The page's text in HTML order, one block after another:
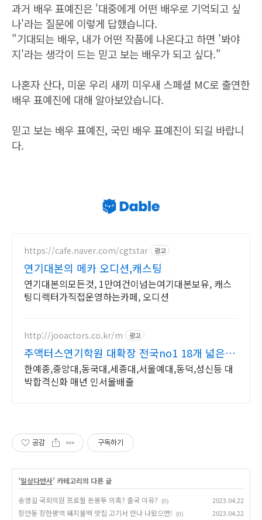
과거 배우 표예진은 '대중에게 어떤 배우로 기억되고 싶
나'라는 질문에 이렇게 답했습니다.
"기대되는 배우, 내가 어떤 작품에 나온다고 하면 '봐야
지'라는 생각이 드는 믿고 보는 배우가 되고 싶다."
나혼자 산다, 미운 우리 새끼 미우새 스페셜 MC로 출연한
배우 표예진에 대해 알아보았습니다.
믿고 보는 배우 표예진, 국민 배우 표예진이 되길 바랍니
다.
https://cafe.naver.com/cgtstar 광고
연기대본의 메카 오디션,캐스팅
연기대본의모든것, 1만여건이넘는여기대본보유, 캐스
팅디렉터가직접운영하는카페, 오디션
http://jooactors.co.kr/m 광고
주액터스연기학원 대확장 전국no1 18개 넓은강
의실
한예종,중앙대,동국대,세종대,서울예대,동덕,성신등 대
박합격신화 매년 인서울배출
공감 구독하기
'일상다반사' 카테고리의 다른 글
송영길 국회의원 프로필 돈봉투 의혹? 출국 이유?
(0) 2023.04.22
장안동 장한평역 돼지불백 맛집 고기서 만나 나왔으면! (0) 2023.04.22